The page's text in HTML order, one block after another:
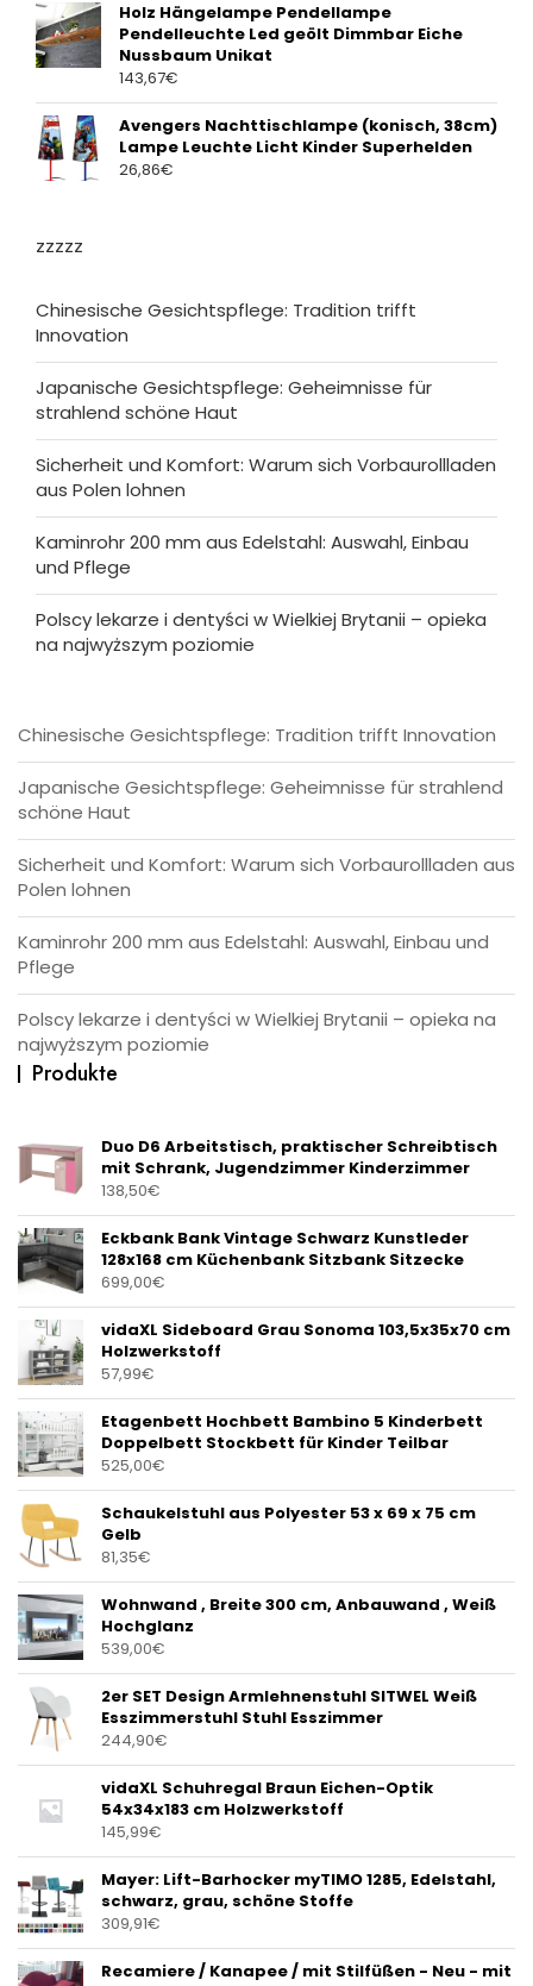
Holz Hängelampe Pendellampe
Pendelleuchte Led geölt Dimmbar Eiche
Nussbaum Unikat
143,67€
Avengers Nachttischlampe (konisch, 38cm)
Lampe Leuchte Licht Kinder Superhelden
26,86€
zzzzz
Chinesische Gesichtspflege: Tradition trifft
Innovation
Japanische Gesichtspflege: Geheimnisse für
strahlend schöne Haut
Sicherheit und Komfort: Warum sich Vorbaurollladen
aus Polen lohnen
Kaminrohr 200 mm aus Edelstahl: Auswahl, Einbau
und Pflege
Polscy lekarze i dentyści w Wielkiej Brytanii – opieka
na najwyższym poziomie
Chinesische Gesichtspflege: Tradition trifft Innovation
Japanische Gesichtspflege: Geheimnisse für strahlend
schöne Haut
Sicherheit und Komfort: Warum sich Vorbaurollladen aus
Polen lohnen
Kaminrohr 200 mm aus Edelstahl: Auswahl, Einbau und
Pflege
Polscy lekarze i dentyści w Wielkiej Brytanii – opieka na
najwyższym poziomie
Produkte
Duo D6 Arbeitstisch, praktischer Schreibtisch
mit Schrank, Jugendzimmer Kinderzimmer
138,50€
Eckbank Bank Vintage Schwarz Kunstleder
128x168 cm Küchenbank Sitzbank Sitzecke
699,00€
vidaXL Sideboard Grau Sonoma 103,5x35x70 cm
Holzwerkstoff
57,99€
Etagenbett Hochbett Bambino 5 Kinderbett
Doppelbett Stockbett für Kinder Teilbar
525,00€
Schaukelstuhl aus Polyester 53 x 69 x 75 cm
Gelb
81,35€
Wohnwand , Breite 300 cm, Anbauwand , Weiß
Hochglanz
539,00€
2er SET Design Armlehnenstuhl SITWEL Weiß
Esszimmerstuhl Stuhl Esszimmer
244,90€
vidaXL Schuhregal Braun Eichen-Optik
54x34x183 cm Holzwerkstoff
145,99€
Mayer: Lift-Barhocker myTIMO 1285, Edelstahl,
schwarz, grau, schöne Stoffe
309,91€
Recamiere / Kanapee / mit Stilfüßen - Neu - mit